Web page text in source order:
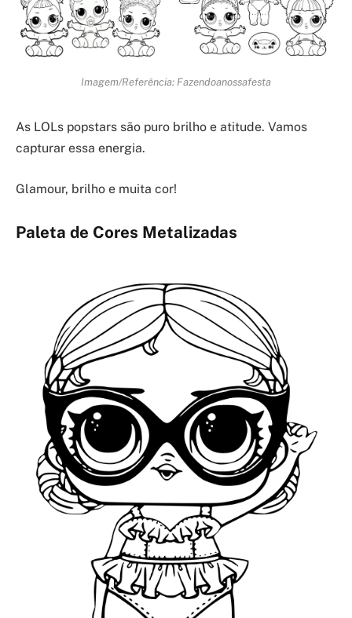
Imagem/Referência: Fazendoanossafesta
As LOLs popstars são puro brilho e atitude. Vamos
capturar essa energia.
Glamour, brilho e muita cor!
Paleta de Cores Metalizadas